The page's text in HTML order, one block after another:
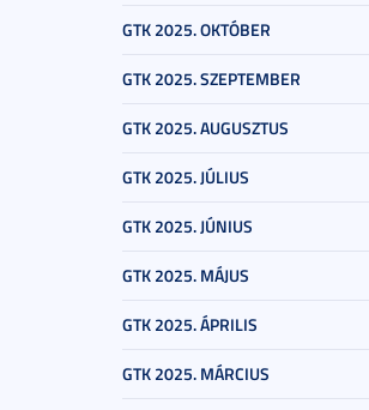
GTK 2025. OKTÓBER
GTK 2025. SZEPTEMBER
GTK 2025. AUGUSZTUS
GTK 2025. JÚLIUS
GTK 2025. JÚNIUS
GTK 2025. MÁJUS
GTK 2025. ÁPRILIS
GTK 2025. MÁRCIUS